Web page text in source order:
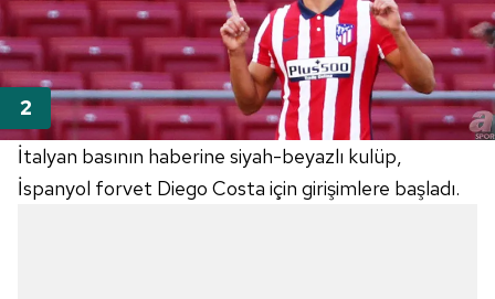
İtalyan basının haberine siyah-beyazlı kulüp,
İspanyol forvet Diego Costa için girişimlere başladı.